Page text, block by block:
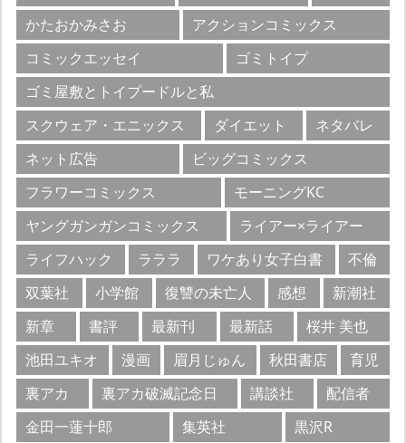
かたおかみさお
アクションコミックス
コミックエッセイ
ゴミトイプ
ゴミ屋敷とトイプードルと私
スクウェア・エニックス
ダイエット
ネタバレ
ネット広告
ビッグコミックス
フラワーコミックス
モーニングKC
ヤングガンガンコミックス
ライアー×ライアー
ライフハック
ラララ ワケあり女子白書
不倫
双葉社
小学館 復讐の未亡人 感想
新潮社
新章
書評 最新刊 最新話
桜井 美也
池田ユキオ
漫画 眉月じゅん 秋田書店
育児
裏アカ
裏アカ破滅記念日 講談社
配信者
金田一蓮十郎
集英社 黒沢R